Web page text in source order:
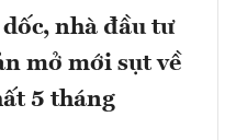
nhà đầu tư
mở mới sụt về
5 tháng